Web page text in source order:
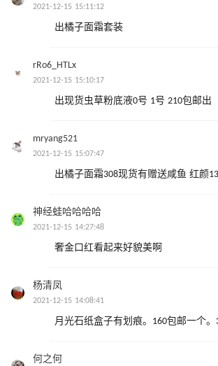
2021-12-15 15:11:12
出橘子面霜套装
rRo6_HTLx
2021-12-15 15:10:17
出现货虫草粉底液0号 1号 210包邮出
mryang521
2021-12-15 15:07:47
出橘子面霜308现货有赠送咸鱼 红颜
神经蛙哈哈哈哈
2021-12-15 14:27:48
奢金口红看起来好貌美啊
杨清凤
2021-12-15 14:08:41
月光石纸盒子有划痕。160包邮一个。
何之何